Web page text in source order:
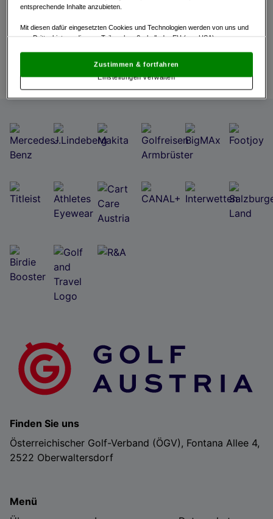
aktualisieren
Finden Sie uns
Österreichischer Golf-Verband (ÖGV), Fontana Allee 4,
2522 Oberwaltersdorf
Menü
entsprechende Inhalte anzubieten.
Mit diesen dafür eingesetzten Cookies und Technologien werden von uns und
von Drittanbietern, die zum Teil auch außerhalb der EU (u.a. USA)
angemessenes Datenschutzniveau bescheinigt.Es besteht insbesondere
das Risiko, dass Ihre Daten dem Zugriff durch US-Behörden zu Kontroll- und
Überwachungszwecken unterliegen und dagegen keine wirksamen
Rechtsbehelfe zur Verfügung stehen.
von unseren Cookies und auch von Drittanbietern (auch aus USA) ein.
In den Einstellungen können Sie jederzeit Ihre Präferenzen verwalten und
Widerspruch gegen die Verarbeitung auf der Grundlage berechtigter
Link zur Datenschutzrichtlinie
Folgendes bereitzustellen:
Verwendung genauer Standortdaten. Endgeräteeigenschaften zur Identifikation
aktiv abfragen. Speichern von oder Zugriff auf Informationen auf einem
Endgerät. Personalisierte Werbung und Inhalte, Messung von Werbeleistung
und Verbesserung von Angeboten.
Einstellungen verwalten
Zustimmen & fortfahren